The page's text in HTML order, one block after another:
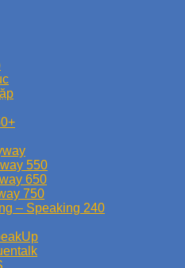
550
650
750
– Speaking 240